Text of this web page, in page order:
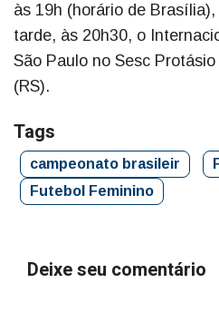
às 19h (horário de
tarde, às 20h30, o
São Paulo no Sesc
(RS).
Tags
campeonato brasileir
Futebol Feminino
Deixe seu comentário